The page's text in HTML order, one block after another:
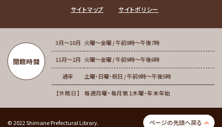
サイトマップ
サイトポリシー
開館時間
3月～10月 火曜～金曜 / 午前9時～午後7時
11月～2月 火曜～金曜 / 午前9時～午後6時
通年 土曜・日曜・祝日 / 午前9時～午後5時
休館日 毎週月曜・毎月第１木曜・年末年始
© 2022 Shimane Prefectural Library. ページの先頭へ戻る